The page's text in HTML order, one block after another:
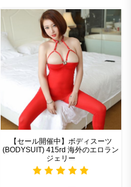
【セール開催中】ボディスーツ
(BODYSUIT) 415rd 海外のエロラン
ジェリー